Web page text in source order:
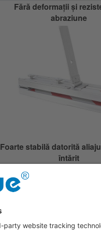
Fără deformații și
abraziune
Foarte stabilă datorită
întărit